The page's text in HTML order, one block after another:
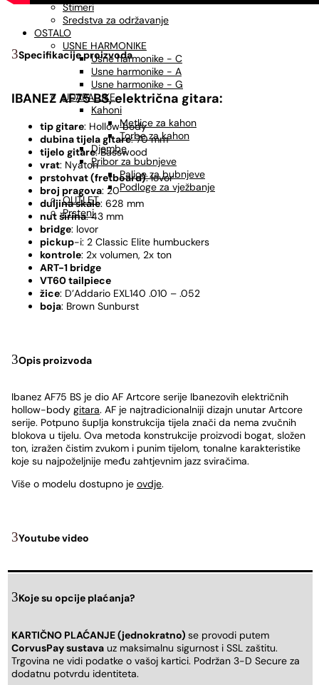
Štimeri
Sredstva za održavanje
OSTALO
USNE HARMONIKE
Usne harmonike - C
Usne harmonike - A
Usne harmonike - G
UDARALJKE
Kahoni
Metlice za kahon
Torbe za kahon
Djembe
Pribor za bubnjeve
Palice za bubnjeve
Podloge za vježbanje
OUTLET
Prsteni
Specifikacije proizvoda
IBANEZ AF75 BS, električna gitara:
tip gitare: Hollow body
dubina tijela gitare: 70 mm
tijelo gitare: Basswood
vrat: Nyatoh
prstohvat (fretboard): lovor
broj pragova: 20
duljina skale: 628 mm
nut širina: 43 mm
bridge: lovor
pickup-i: 2 Classic Elite humbuckers
kontrole: 2x volumen, 2x ton
ART-1 bridge
VT60 tailpiece
žice: D’Addario EXL140 .010 – .052
boja: Brown Sunburst
Opis proizvoda
Ibanez AF75 BS je dio AF Artcore serije Ibanezovih električnih
hollow-body gitara. AF je najtradicionalniji dizajn unutar Artcore
serije. Potpuno šuplja konstrukcija tijela znači da nema zvučnih
blokova u tijelu. Ova metoda konstrukcije proizvodi bogat, složen
ton, izražen čistim zvukom i punim tijelom, tonalne karakteristike
koje su najpoželjnije među zahtjevnim jazz sviračima.
Više o modelu dostupno je ovdje.
Youtube video
Koje su opcije plaćanja?
KARTIČNO PLAĆANJE (jednokratno) se provodi putem
CorvusPay sustava uz maksimalnu sigurnost i SSL zaštitu.
Trgovina ne vidi podatke o vašoj kartici. Podržan 3-D Secure za
dodatnu potvrdu identiteta.